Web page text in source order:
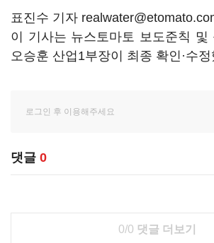
표진수 기자
이 기사는 뉴스토마토 보도준칙 및
오승훈 산업1부장이 최종 확인·수
댓글 0
0/0 댓글 더보기